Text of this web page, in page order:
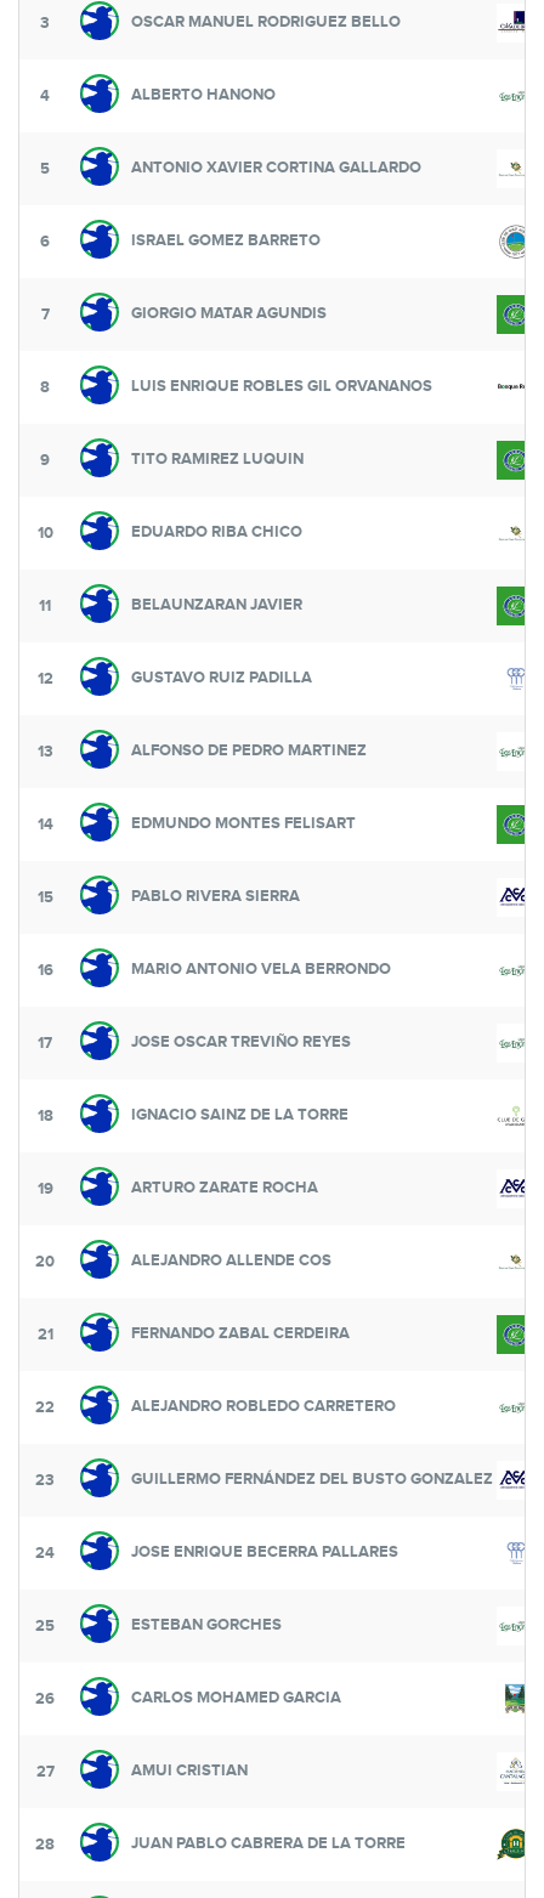
3 OSCAR MANUEL RODRIGUEZ BELLO
4 ALBERTO HANONO
5 ANTONIO XAVIER CORTINA GALLARDO
6 ISRAEL GOMEZ BARRETO
7 GIORGIO MATAR AGUNDIS
8 LUIS ENRIQUE ROBLES GIL ORVANANOS
9 TITO RAMIREZ LUQUIN
10 EDUARDO RIBA CHICO
11 BELAUNZARAN JAVIER
12 GUSTAVO RUIZ PADILLA
13 ALFONSO DE PEDRO MARTINEZ
14 EDMUNDO MONTES FELISART
15 PABLO RIVERA SIERRA
16 MARIO ANTONIO VELA BERRONDO
17 JOSE OSCAR TREVIÑO REYES
18 IGNACIO SAINZ DE LA TORRE
19 ARTURO ZARATE ROCHA
20 ALEJANDRO ALLENDE COS
21 FERNANDO ZABAL CERDEIRA
22 ALEJANDRO ROBLEDO CARRETERO
23 GUILLERMO FERNÁNDEZ DEL BUSTO GONZALEZ
24 JOSE ENRIQUE BECERRA PALLARES
25 ESTEBAN GORCHES
26 CARLOS MOHAMED GARCIA
27 AMUI CRISTIAN
28 JUAN PABLO CABRERA DE LA TORRE